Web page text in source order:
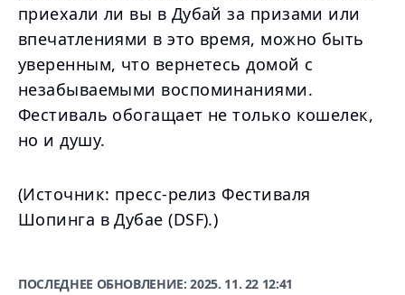
приехали ли вы в Дубай за призами или
впечатлениями в это время, можно быть
уверенным, что вернетесь домой с
незабываемыми воспоминаниями.
Фестиваль обогащает не только кошелек,
но и душу.
(Источник: пресс-релиз Фестиваля
Шопинга в Дубае (DSF).)
ПОСЛЕДНЕЕ ОБНОВЛЕНИЕ:2025. 11. 22 12:41